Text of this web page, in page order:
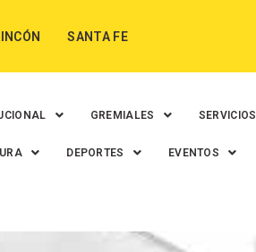
SANTA FE
GREMIALES SERVICIOS
DEPORTES EVENTOS